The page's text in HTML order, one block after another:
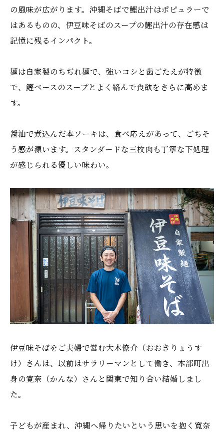
の風味が広がります。沖縄そばで鰹出汁はポピュラーで
はあるものの、伊豆味そばのスープの鰹出汁の存在感は
記憶に残るインパクト。
麺は自家製のちぢれ麺で、強いコシと歯ごたえが特徴
で、鰹ベースのスープとよく絡んで食欲をさらに高めま
す。
醤油で煮込んだ本ソーキは、食べ応えがあって、ごちそ
う感が漂います。スタンダードな三枚肉も丁寧な下処理
が感じられる優しい味わい。
伊豆味そばをご夫婦で営む大木僚介（おおきりょうす
け）さんは、以前はサラリーマンとして働き、本部町出
身の寛奈（かんな）さんと関東で知り合い結婚しまし
た。
子どもが産まれ、沖縄へ帰りたいという思いを抱く寛奈